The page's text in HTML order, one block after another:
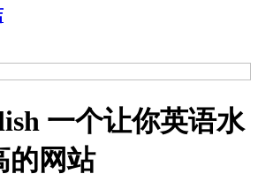
一个让你英语水
的网站